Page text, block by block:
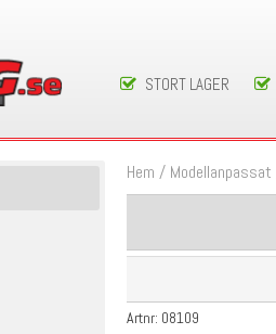
STORT LAGER
Hem / Modellanpassat
Artnr: 08109